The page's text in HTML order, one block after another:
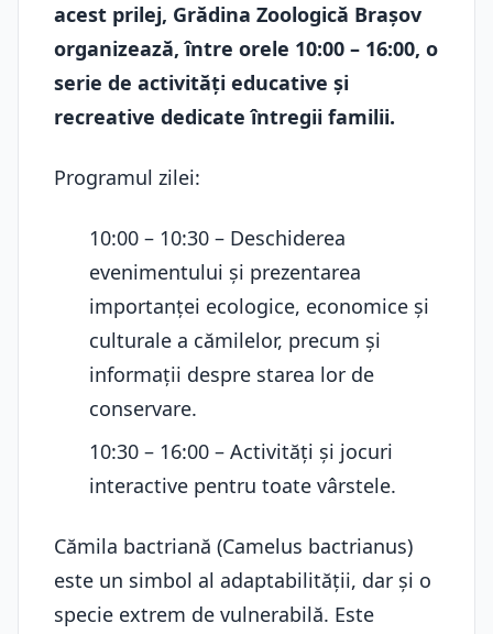
acest prilej, Grădina Zoologică Brașov
organizează, între orele 10:00 – 16:00, o
serie de activități educative și
recreative dedicate întregii familii.
Programul zilei:
10:00 – 10:30 – Deschiderea
evenimentului și prezentarea
importanței ecologice, economice și
culturale a cămilelor, precum și
informații despre starea lor de
conservare.
10:30 – 16:00 – Activități și jocuri
interactive pentru toate vârstele.
Cămila bactriană (Camelus bactrianus)
este un simbol al adaptabilității, dar și o
specie extrem de vulnerabilă. Este